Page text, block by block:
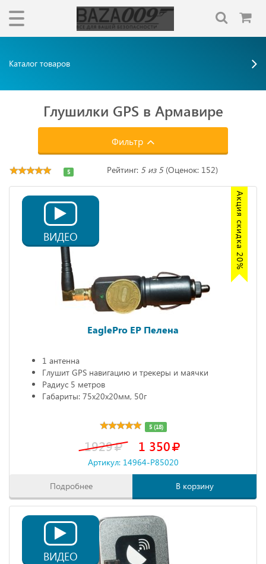
Каталог товаров
Глушилки GPS в Армавире
Фильтр
Акция скидка 20%
ВИДЕО
EaglePro EP Пелена
1 антенна
Глушит GPS навигацию и трекеры и маячки
Радиус 5 метров
Габариты: 75х20х20мм, 50г
5 (18)
1929 1 350
Артикул: 14964-P85020
Подробнее В корзину
ВИДЕО
5 Рейтинг: 5 из 5(Оценок: 152)